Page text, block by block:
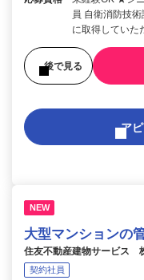
員 自衛消防技
に取得していた
後で見る
ア
NEW
大型マンションの
住友不動産建物サービス
契約社員